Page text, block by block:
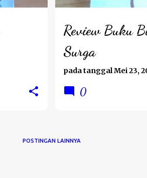
Review Buku
Surga
pada tanggalMei 23,
0
POSTINGAN LAINNYA